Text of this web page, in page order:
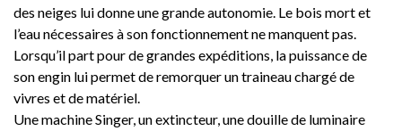
des neiges lui donne une grande autonomie. Le bois mort et
l’eau nécessaires à son fonctionnement ne manquent pas.
Lorsqu’il part pour de grandes expéditions, la puissance de
son engin lui permet de remorquer un traineau chargé de
vivres et de matériel.
Une machine Singer, un extincteur, une douille de luminaire